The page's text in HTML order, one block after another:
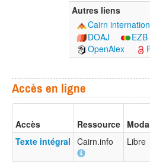
Autres liens
Cairn
DOAJ
EZB
OpenAlex
Accès en ligne
Accès Ressource
Texte intégral Cairn.info Libre